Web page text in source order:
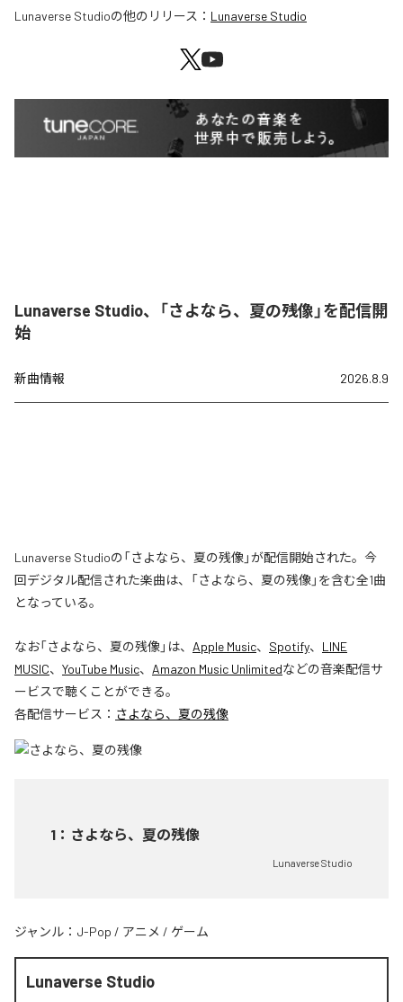
Lunaverse Studioの他のリリース： Lunaverse Studio
Lunaverse Studio、「さよなら、夏の残像」を配信開
始
新曲情報 2026.8.9
Lunaverse Studioの「さよなら、夏の残像」が配信開始された。今
回デジタル配信された楽曲は、「さよなら、夏の残像」を含む全1曲
となっている。
なお「さよなら、夏の残像」は、 Apple Music、 Spotify、 LINE
MUSIC、 YouTube Music、 Amazon Music Unlimitedなどの音楽配信サ
ービスで聴くことができる。
各配信サービス： さよなら、夏の残像
1 ： さよなら、夏の残像
Lunaverse Studio
ジャンル： J-Pop / アニメ / ゲーム
Lunaverse Studio